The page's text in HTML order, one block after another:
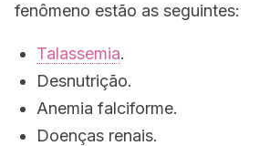
fenômeno estão as seguintes:
Talassemia.
Desnutrição.
Anemia falciforme.
Doenças renais.